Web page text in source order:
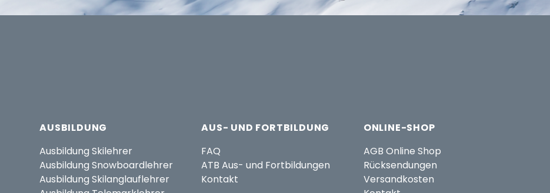
AUSBILDUNG
Ausbildung Skilehrer
Ausbildung Snowboardlehrer
Ausbildung Skilanglauflehrer
AUS- UND FORTBILDUNG
FAQ
ATB Aus- und Fortbildungen
Kontakt
ONLINE-SHOP
AGB Online Shop
Rücksendungen
Versandkosten